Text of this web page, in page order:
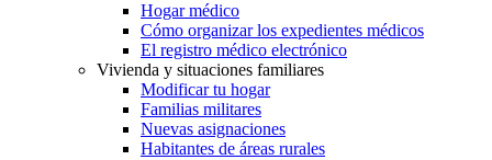
Hogar médico
Cómo organizar los expedientes médicos
El registro médico electrónico
Vivienda y situaciones familiares
Modificar tu hogar
Familias militares
Nuevas asignaciones
Habitantes de áreas rurales